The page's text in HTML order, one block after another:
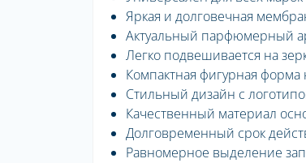
Яркая и долговечная
Актуальный парфюмерный
Легко подвешивается на
Компактная фигурная
Стильный дизайн с
Качественный материал
Долговременный срок
Равномерное выделение